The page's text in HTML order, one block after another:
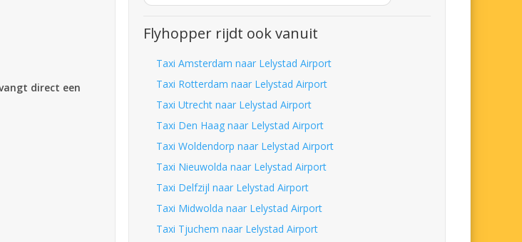
direct een
Flyhopper rijdt ook vanuit
Taxi Amsterdam naar Lelystad Airport
Taxi Rotterdam naar Lelystad Airport
Taxi Utrecht naar Lelystad Airport
Taxi Den Haag naar Lelystad Airport
Taxi Woldendorp naar Lelystad Airport
Taxi Nieuwolda naar Lelystad Airport
Taxi Delfzijl naar Lelystad Airport
Taxi Midwolda naar Lelystad Airport
Taxi Tjuchem naar Lelystad Airport